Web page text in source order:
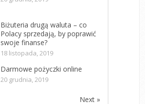
Biżuteria drugą waluta – co
Polacy sprzedają, by poprawić
swoje finanse?
18 listopada, 2019
Darmowe pożyczki online
20 grudnia, 2019
Next »